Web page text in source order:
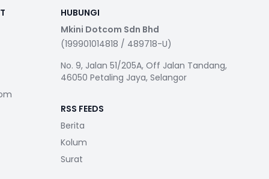
HUBUNGI
Mkini Dotcom Sdn Bhd
(199901014818 / 489718-U)
No. 9, Jalan 51/205A, Off Jalan Tandang,
46050 Petaling Jaya, Selangor
RSS FEEDS
Berita
Kolum
Surat